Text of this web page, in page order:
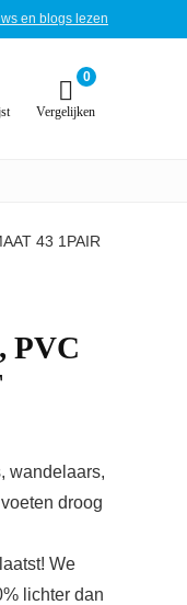
en blogs lezen
0
Vergelijken
43 1PAIR
PVC
wandelaars,
droog
We
lichter dan